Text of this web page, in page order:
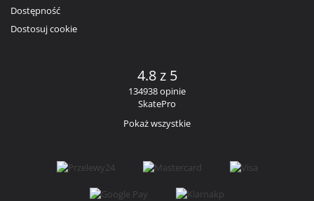
Dostępność
Dostosuj cookie
4.8 z 5
134938 opinie
SkatePro
Pokaż wszystkie